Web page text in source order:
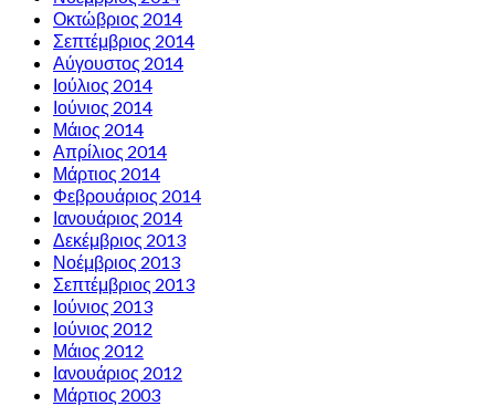
Οκτώβριος 2014
Σεπτέμβριος 2014
Αύγουστος 2014
Ιούλιος 2014
Ιούνιος 2014
Μάιος 2014
Απρίλιος 2014
Μάρτιος 2014
Φεβρουάριος 2014
Ιανουάριος 2014
Δεκέμβριος 2013
Νοέμβριος 2013
Σεπτέμβριος 2013
Ιούνιος 2013
Ιούνιος 2012
Μάιος 2012
Ιανουάριος 2012
Μάρτιος 2003